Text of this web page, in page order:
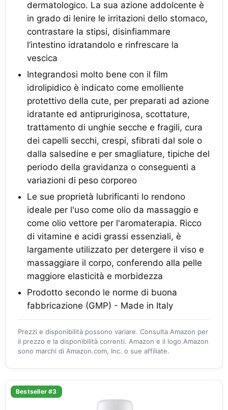
dermatologico. La sua azione addolcente è
in grado di lenire le irritazioni dello stomaco,
contrastare la stipsi, disinfiammare
l’intestino idratandolo e rinfrescare la
vescica
Integrandosi molto bene con il film
idrolipidico è indicato come emolliente
protettivo della cute, per preparati ad azione
idratante ed antipruriginosa, scottature,
trattamento di unghie secche e fragili, cura
dei capelli secchi, crespi, sfibrati dal sole o
dalla salsedine e per smagliature, tipiche del
periodo della gravidanza o conseguenti a
variazioni di peso corporeo
Le sue proprietà lubrificanti lo rendono
ideale per l'uso come olio da massaggio e
come olio vettore per l'aromaterapia. Ricco
di vitamine e acidi grassi essenziali, è
largamente utilizzato per detergere il viso e
massaggiare il corpo, conferendo alla pelle
maggiore elasticità e morbidezza
Prodotto secondo le norme di buona
fabbricazione (GMP) - Made in Italy
Prezzi e disponibilità possono variare. Consulta Amazon per
il prezzo e la disponibilità correnti. Amazon e il logo Amazon
sono marchi di Amazon.com, Inc. o sue affiliate.
Bestseller #3